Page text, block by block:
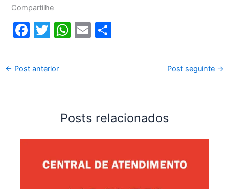
Compartilhe
F
c
e
k
T
itt
er
W
p
p
E
← Post anterior Post seguinte →
Posts relacionados